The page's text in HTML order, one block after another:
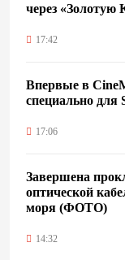
через «Золотую
17:42
Впервые в
специально
17:06
Завершена
оптической
моря (ФОТО)
14:32